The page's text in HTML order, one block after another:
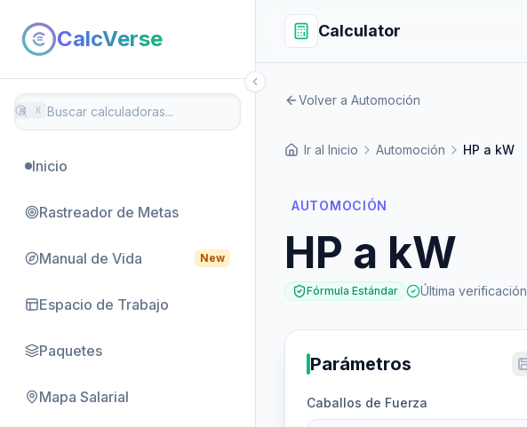
CalcVerse
⌘ K
Inicio
Rastreador de Metas
Manual de Vida New
Espacio de Trabajo
Paquetes
Mapa Salarial
Calculator
Volver a Automoción
Ir al Inicio Automoción HP a kW
AUTOMOCIÓN
HP a kW
Fórmula Estándar Última verificación
Parámetros
Caballos de Fuerza